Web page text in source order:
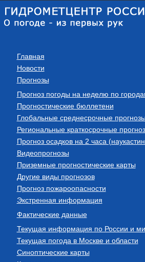
Главная
Новости
Прогнозы
Прогноз погоды на неделю по
Прогностические бюллетени
Глобальные среднесрочные прогнозы
Региональные краткосрочные
Прогноз осадков на 2 часа
Видеопрогнозы
Приземные прогностические карты
Другие виды прогнозов
Прогноз пожароопасности
Экстренная информация
Фактические данные
Текущая информация по России и
Текущая погода в Москве и области
Синоптические карты